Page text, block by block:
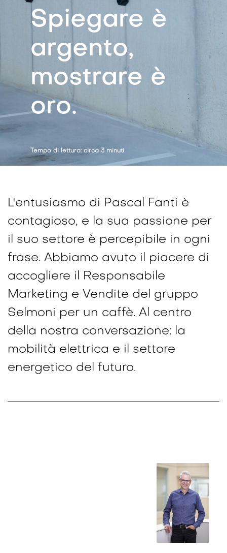
Spiegare è
argento,
mostrare è
oro.
Tempo di lettura: circa 3 minuti
L'entusiasmo di Pascal Fanti è
contagioso, e la sua passione per
il suo settore è percepibile in ogni
frase. Abbiamo avuto il piacere di
accogliere il Responsabile
Marketing e Vendite del gruppo
Selmoni per un caffè. Al centro
della nostra conversazione: la
mobilità elettrica e il settore
energetico del futuro.